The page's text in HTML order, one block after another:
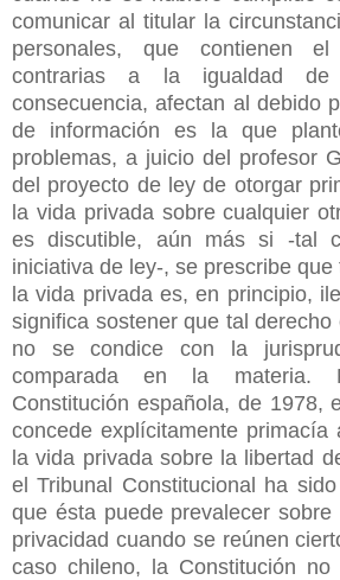
comunicar al titular la
personales, que contienen
contrarias a la igualdad
consecuencia, afectan al debido
de información es la que
problemas, a juicio del profesor
del proyecto de ley de otorgar
la vida privada sobre cualquier
es discutible, aún más si -tal
iniciativa de ley-, se prescribe
la vida privada es, en principio,
significa sostener que tal
no se condice con la
comparada en la materia.
Constitución española, de 1978,
concede explícitamente
la vida privada sobre la libertad
el Tribunal Constitucional ha
que ésta puede prevalecer
privacidad cuando se reúnen
caso chileno, la Constitución no